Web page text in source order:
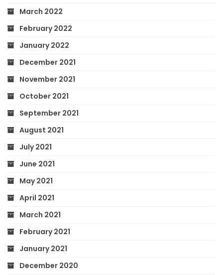
March 2022
February 2022
January 2022
December 2021
November 2021
October 2021
September 2021
August 2021
July 2021
June 2021
May 2021
April 2021
March 2021
February 2021
January 2021
December 2020